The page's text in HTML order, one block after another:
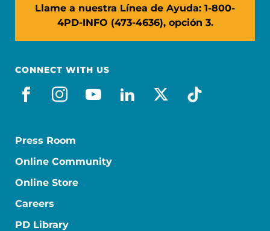
Llame a nuestra Línea de Ayuda: 1-800-
4PD-INFO (473-4636), opción 3.
CONNECT WITH US
facebook_es
instagram
youtube
linkedin
x-socialtiktok
Press Room
Online Community
Online Store
Careers
PD Library